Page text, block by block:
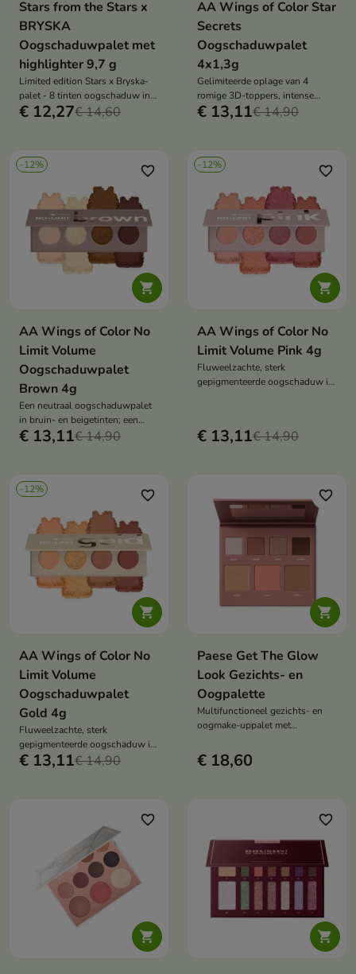
Stars from the Stars x
BRYSKA
Oogschaduwpalet met
highlighter 9,7 g
Limited edition Stars x Bryska-
palet - 8 tinten oogschaduw in
matte en glanzende
€ 12,27€ 14,60
AA Wings of Color Star
Secrets
Oogschaduwpalet
4x1,3g
Gelimiteerde oplage van 4
romige 3D-toppers, intense
glans, langdurige formule,
€ 13,11€ 14,90
-12%

favorite_border
AA Wings of Color No
Limit Volume
Oogschaduwpalet
Brown 4g
Een neutraal oogschaduwpalet
in bruin- en beigetinten; een
fluweelzachte, hoog
€ 13,11€ 14,90
-12%

favorite_border
AA Wings of Color No
Limit Volume Pink 4g
Fluweelzachte, sterk
gepigmenteerde oogschaduw in
intensiteit op te bouwen
€ 13,11€ 14,90
-12%

favorite_border
AA Wings of Color No
Limit Volume
Oogschaduwpalet
Gold 4g
Fluweelzachte, sterk
gepigmenteerde oogschaduw in
warme goud- en bruintinten,
€ 13,11€ 14,90

favorite_border
Paese Get The Glow
Look Gezichts- en
Oogpalette
Multifunctioneel gezichts- en
oogmake-uppalet met
oogschaduw
€ 18,60

favorite_border

favorite_border